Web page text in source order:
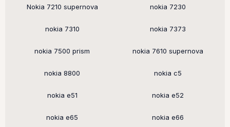
Nokia 7210 supernova nokia 7230
nokia 7310 nokia 7373
nokia 7500 prism nokia 7610 supernova
nokia 8800 nokia c5
nokia e51 nokia e52
nokia e65 nokia e66